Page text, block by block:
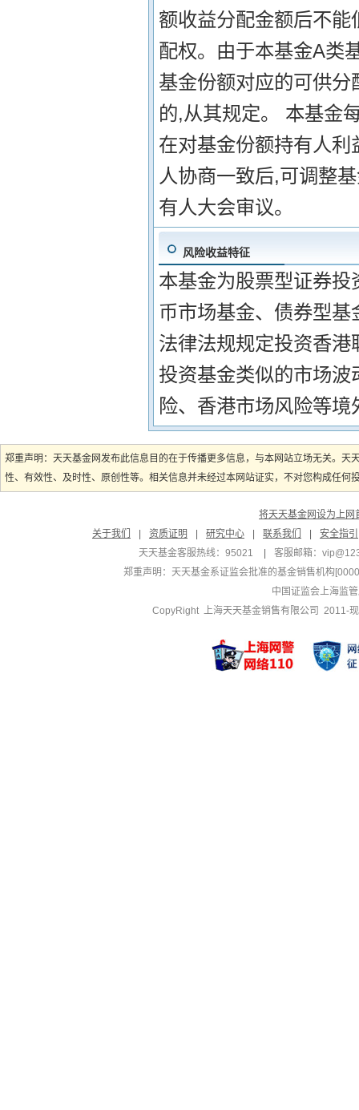
额收益分配金额后不
配权。由于本基金A类
基金份额对应的可供
的,从其规定。 本基金
在对基金份额持有人
人协商一致后,可调整
有人大会审议。
风险收益特征
本基金为股票型证券
币市场基金、债券型
法律法规规定投资香
投资基金类似的市场
险、香港市场风险等
郑重声明：天天基金网发布此信息目的在于传播更多信息，与本网站立场无关。
性、有效性、及时性、原创性等。相关信息并未经过本网站证实，不对您构成任
将天天基金网设为上网
关于我们
资质证明 研究中心 联系我们
安全指引
天天基金客服热线：95021
客服邮箱：
郑重声明： 天天基金系证监会批准的基金销售机构
中国证监会上海监
CopyRight 上海天天基金销售有限公司 2011-